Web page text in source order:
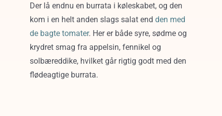
Der lå endnu en burrata i køleskabet, og den
kom i en helt anden slags salat end den med
de bagte tomater. Her er både syre, sødme og
krydret smag fra appelsin, fennikel og
solbæreddike, hvilket går rigtig godt med den
flødeagtige burrata.